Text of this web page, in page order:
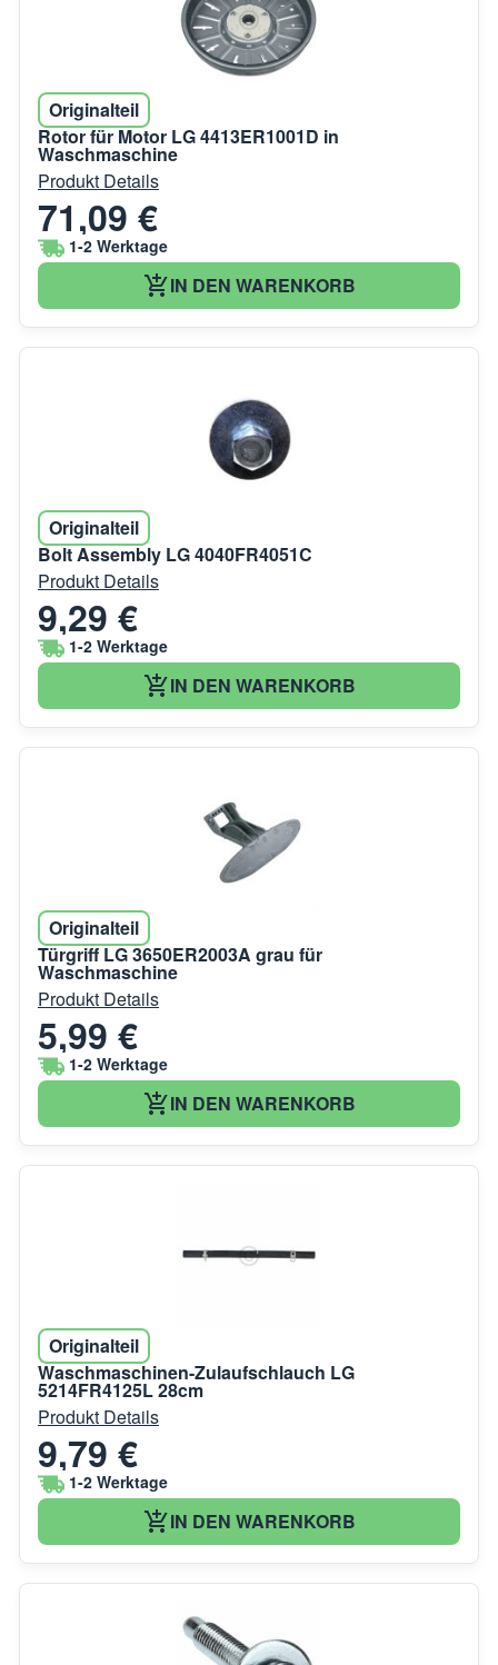
Originalteil
Rotor für Motor LG 4413ER1001D in
Waschmaschine
Produkt Details
71,09 €
1-2 Werktage
IN DEN WARENKORB
Originalteil
Bolt Assembly LG 4040FR4051C
Produkt Details
9,29 €
1-2 Werktage
IN DEN WARENKORB
Originalteil
Türgriff LG 3650ER2003A grau für
Waschmaschine
Produkt Details
5,99 €
1-2 Werktage
IN DEN WARENKORB
Originalteil
Waschmaschinen-Zulaufschlauch LG
5214FR4125L 28cm
Produkt Details
9,79 €
1-2 Werktage
IN DEN WARENKORB